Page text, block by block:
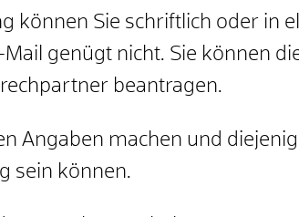
können Sie schriftlich oder in
genügt nicht. Sie können
beantragen.
Angaben machen und
sein können.